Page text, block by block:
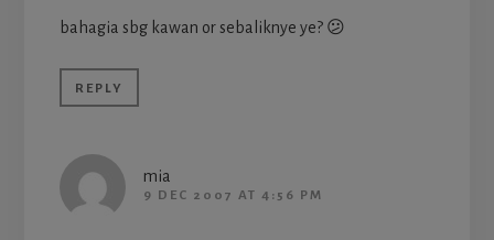
bahagia sbg kawan or sebaliknye ye? 😕
REPLY
mia
9 DEC 2007 AT 4:56 PM